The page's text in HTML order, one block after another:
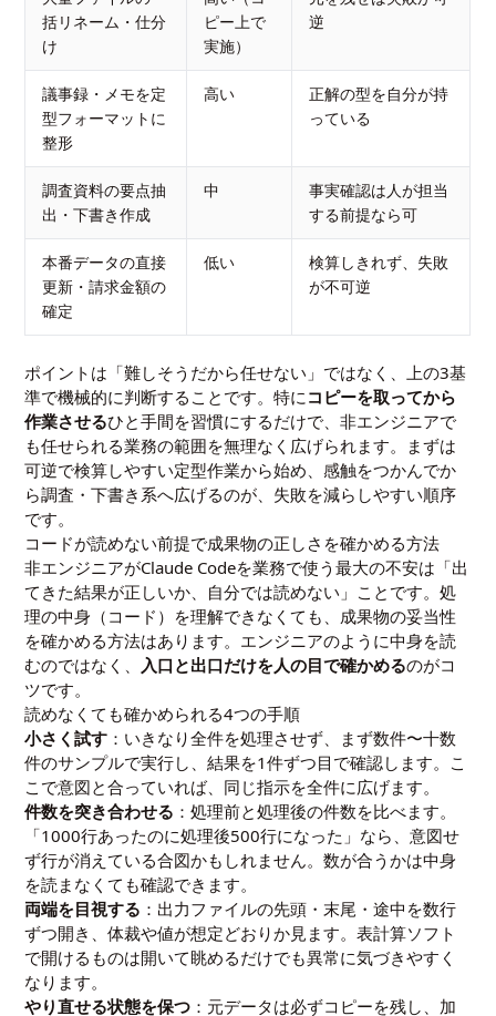
括リネーム・仕分
け
ピー上で
実施）
逆
議事録・メモを定
型フォーマットに
整形
高い
正解の型を自分が持
っている
調査資料の要点抽
出・下書き作成
中
事実確認は人が担当
する前提なら可
本番データの直接
更新・請求金額の
確定
低い
検算しきれず、失敗
が不可逆
ポイントは「難しそうだから任せない」ではなく、上の3基
準で機械的に判断することです。特に コピーを取ってから
作業させるひと手間を習慣にするだけで、非エンジニアで
も任せられる業務の範囲を無理なく広げられます。まずは
可逆で検算しやすい定型作業から始め、感触をつかんでか
ら調査・下書き系へ広げるのが、失敗を減らしやすい順序
です。
コードが読めない前提で成果物の正しさを確かめる方法
非エンジニアがClaude Codeを業務で使う最大の不安は「出
てきた結果が正しいか、自分では読めない」ことです。処
理の中身（コード）を理解できなくても、成果物の妥当性
を確かめる方法はあります。エンジニアのように中身を読
むのではなく、
入口と出口だけを人の目で確かめるのがコ
ツです。
読めなくても確かめられる4つの手順
小さく試す ：いきなり全件を処理させず、まず数件〜十数
件のサンプルで実行し、結果を1件ずつ目で確認します。こ
こで意図と合っていれば、同じ指示を全件に広げます。
件数を突き合わせる ：処理前と処理後の件数を比べます。
「1000行あったのに処理後500行になった」なら、意図せ
ず行が消えている合図かもしれません。数が合うかは中身
を読まなくても確認できます。
両端を目視する ：出力ファイルの先頭・末尾・途中を数行
ずつ開き、体裁や値が想定どおりか見ます。表計算ソフト
で開けるものは開いて眺めるだけでも異常に気づきやすく
なります。
やり直せる状態を保つ ：元データは必ずコピーを残し、加